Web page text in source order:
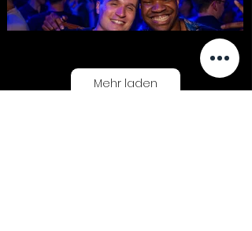
Mehr laden